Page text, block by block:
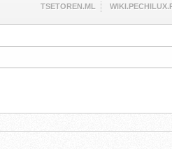
TSETOREN.ML